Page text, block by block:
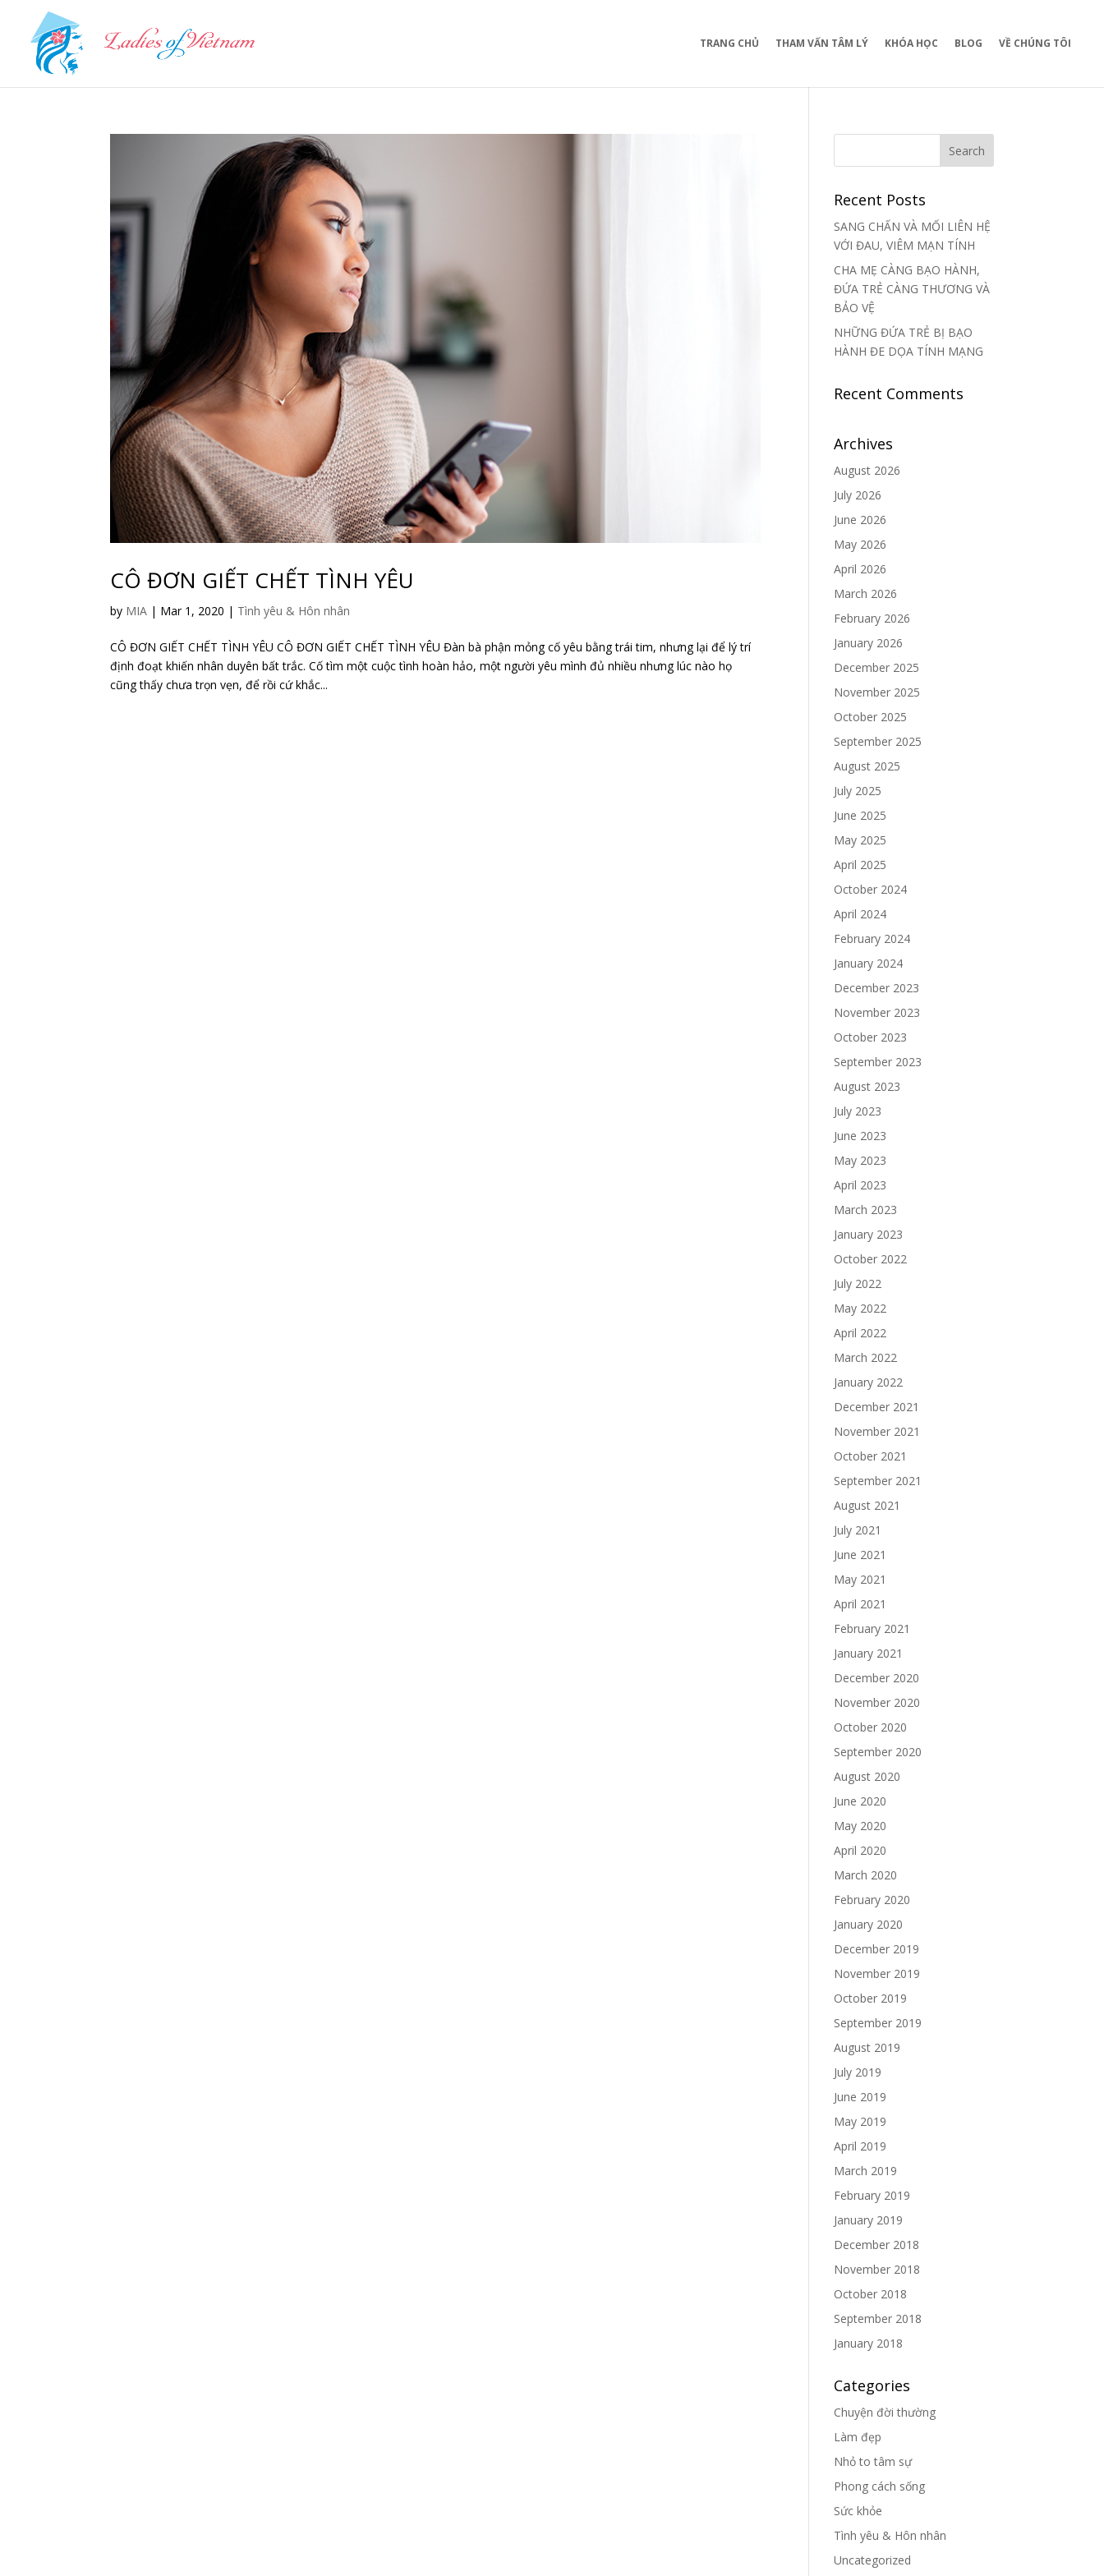
TRANG CHỦ THAM VẤN TÂM LÝ KHÓA HỌC BLOG VỀ CHÚNG TÔI
CÔ ĐƠN GIẾT CHẾT TÌNH YÊU
by MIA | Mar 1, 2020 | Tình yêu & Hôn nhân
CÔ ĐƠN GIẾT CHẾT TÌNH YÊU CÔ ĐƠN GIẾT CHẾT TÌNH YÊU Đàn bà phận mỏng cố yêu bằng trái tim, nhưng lại để lý trí
định đoạt khiến nhân duyên bất trắc. Cố tìm một cuộc tình hoàn hảo, một người yêu mình đủ nhiều nhưng lúc nào họ
cũng thấy chưa trọn vẹn, để rồi cứ khắc...
Recent Posts
SANG CHẤN VÀ MỐI LIÊN HỆ
VỚI ĐAU, VIÊM MẠN TÍNH
CHA MẸ CÀNG BẠO HÀNH,
ĐỨA TRẺ CÀNG THƯƠNG VÀ
BẢO VỆ
NHỮNG ĐỨA TRẺ BỊ BẠO
HÀNH ĐE DỌA TÍNH MẠNG
Recent Comments
Archives
August 2026
July 2026
June 2026
May 2026
April 2026
March 2026
February 2026
January 2026
December 2025
November 2025
October 2025
September 2025
August 2025
July 2025
June 2025
May 2025
April 2025
October 2024
April 2024
February 2024
January 2024
December 2023
November 2023
October 2023
September 2023
August 2023
July 2023
June 2023
May 2023
April 2023
March 2023
January 2023
October 2022
July 2022
May 2022
April 2022
March 2022
January 2022
December 2021
November 2021
October 2021
September 2021
August 2021
July 2021
June 2021
May 2021
April 2021
February 2021
January 2021
December 2020
November 2020
October 2020
September 2020
August 2020
June 2020
May 2020
April 2020
March 2020
February 2020
January 2020
December 2019
November 2019
October 2019
September 2019
August 2019
July 2019
June 2019
May 2019
April 2019
March 2019
February 2019
January 2019
December 2018
November 2018
October 2018
September 2018
January 2018
Categories
Chuyện đời thường
Làm đẹp
Nhỏ to tâm sự
Phong cách sống
Sức khỏe
Tình yêu & Hôn nhân
Uncategorized